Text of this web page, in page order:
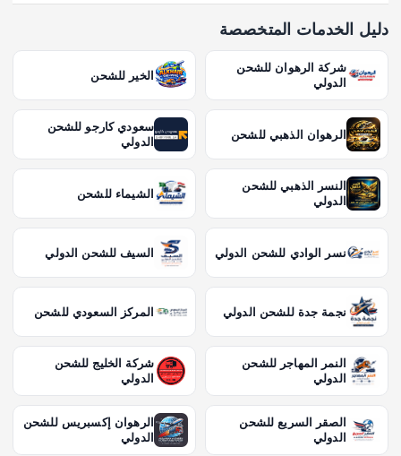
دليل الخدمات المتخصصة
شركة الرهوان للشحن
الدولي
الخير للشحن
الرهوان الذهبي للشحن
سعودي كارجو للشحن
الدولي
النسر الذهبي للشحن
الدولي
الشيماء للشحن
نسر الوادي للشحن الدولي السيف للشحن الدولي
نجمة جدة للشحن الدولي المركز السعودي للشحن
النمر المهاجر للشحن
الدولي
شركة الخليج للشحن
الدولي
الصقر السريع للشحن
الدولي
الرهوان إكسبريس للشحن
الدولي